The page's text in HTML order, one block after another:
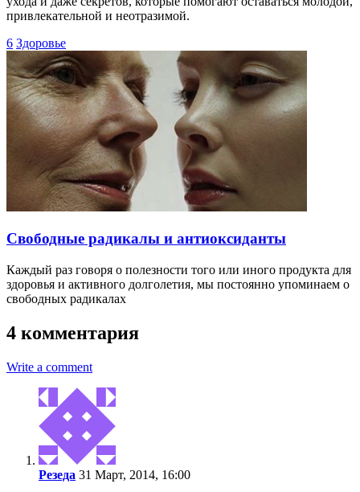
привлекательной и неотразимой.
6 Здоровье
Свободные радикалы и антиоксиданты
Каждый раз говоря о полезности того или иного продукта для
здоровья и активного долголетия, мы постоянно упоминаем о
свободных радикалах
4 комментария
Write a comment
Резеда 31 Март, 2014, 16:00